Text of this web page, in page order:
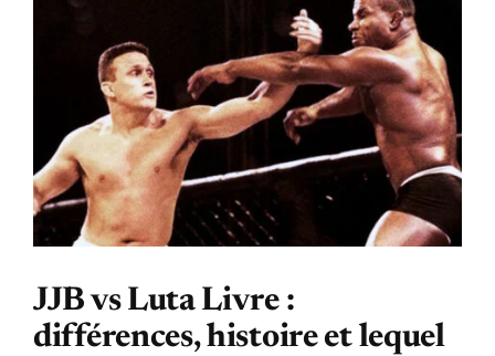
JJB vs Luta Livre :
différences, histoire et lequel